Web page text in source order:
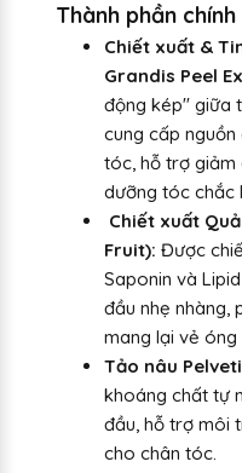
Thành phần
Chiết xuất &
Grandis Peel
động kép" giữa
cung cấp
tóc, hỗ trợ giảm
dưỡng tóc chắc
Chiết xuất
Fruit): Được
Saponin và
đầu nhẹ nhàng,
mang lại vẻ
Tảo nâu
khoáng chất tự
đầu, hỗ trợ môi
cho chân tóc.